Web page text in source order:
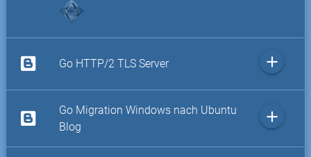
Go HTTP/2 TLS Server add
Go Migration Windows nach Ubuntu
Blog
add